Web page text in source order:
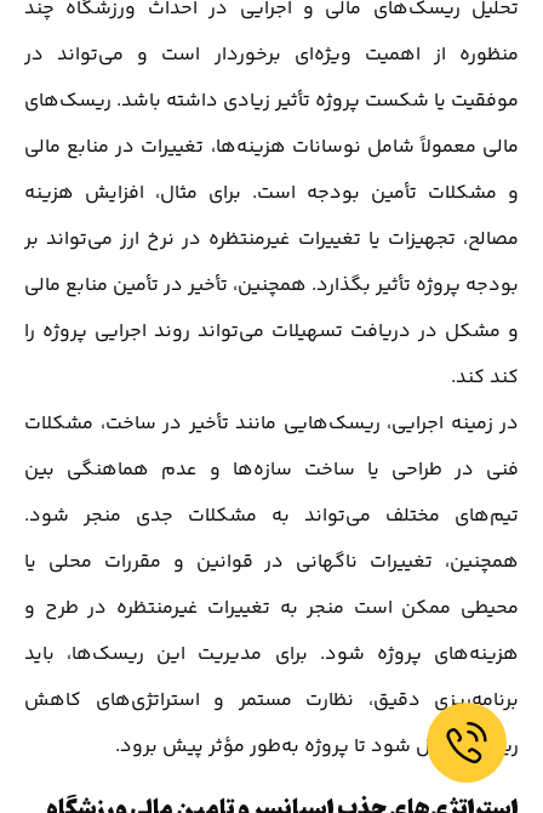
تحلیل ریسک‌های مالی و اجرایی در احداث ورزشگاه چند
منظوره از اهمیت ویژه‌ای برخوردار است و می‌تواند در
موفقیت یا شکست پروژه تأثیر زیادی داشته باشد. ریسک‌های
مالی معمولاً شامل نوسانات هزینه‌ها، تغییرات در منابع مالی
و مشکلات تأمین بودجه است. برای مثال، افزایش هزینه
مصالح، تجهیزات یا تغییرات غیرمنتظره در نرخ ارز می‌تواند بر
بودجه پروژه تأثیر بگذارد. همچنین، تأخیر در تأمین منابع مالی
و مشکل در دریافت تسهیلات می‌تواند روند اجرایی پروژه را
کند کند.
در زمینه اجرایی، ریسک‌هایی مانند تأخیر در ساخت، مشکلات
فنی در طراحی یا ساخت سازه‌ها و عدم هماهنگی بین
تیم‌های مختلف می‌تواند به مشکلات جدی منجر شود.
همچنین، تغییرات ناگهانی در قوانین و مقررات محلی یا
محیطی ممکن است منجر به تغییرات غیرمنتظره در طرح و
هزینه‌های پروژه شود. برای مدیریت این ریسک‌ها، باید
برنامه‌ریزی دقیق، نظارت مستمر و استراتژی‌های کاهش
ریسک اعمال شود تا پروژه به‌طور مؤثر پیش برود.